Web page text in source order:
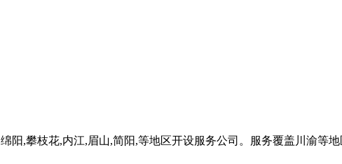
阳,攀枝花,内江,眉山,简阳,等地区开设服务公司。服务覆盖川渝等